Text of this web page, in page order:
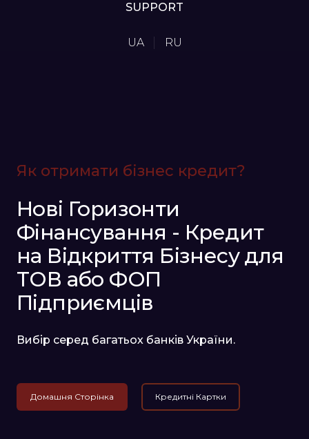
SUPPORT
UA RU
Як отримати бізнес кредит?
Нові Горизонти
Фінансування - Кредит
на Відкриття Бізнесу для
ТОВ або ФОП
Підприємців
Вибір серед багатьох банків України.
Домашня Сторінка Кредитні Картки